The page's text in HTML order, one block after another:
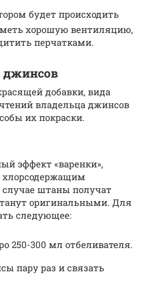
будет происходить
хорошую вентиляцию,
перчатками.
джинсов
добавки, вида
владельца джинсов
их покраски.
эффект «варенки»,
хлорсодержащим
штаны получат
оригинальными. Для
следующее:
250-300 мл отбеливателя.
пару раз и связать